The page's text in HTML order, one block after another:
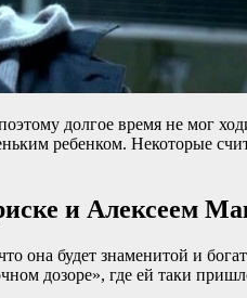
долгое время не мог
ребенком. Некоторые
и Алексеем
будет знаменитой и
дозоре», где ей таки